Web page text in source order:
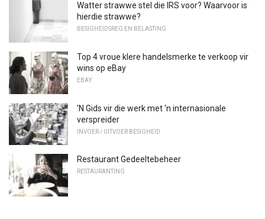
Watter strawwe stel die IRS voor? Waarvoor is
hierdie strawwe?
BESIGHEIDSREG EN BELASTING
Top 4 vroue klere handelsmerke te verkoop vir
wins op eBay
EBAY
'N Gids vir die werk met 'n internasionale
verspreider
INVOER / UITVOER BESIGHEID
Restaurant Gedeeltebeheer
RESTAURANTING